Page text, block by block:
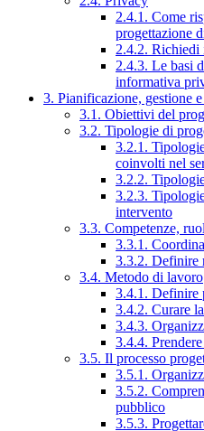
2.4.1. Come
progettazione
2.4.2. Richiedi
2.4.3. Le basi
informativa
3. Pianificazione, gestione e
3.1. Obiettivi del
3.2. Tipologie di
3.2.1.
coinvolti nel
3.2.2.
3.2.3.
intervento
3.3. Competenze,
3.3.1.
3.3.2. Definire
3.4. Metodo di lavoro
3.4.1. Definire
3.4.2. Curare
3.4.3.
3.4.4.
3.5. Il processo
3.5.1.
3.5.2.
pubblico
3.5.3.